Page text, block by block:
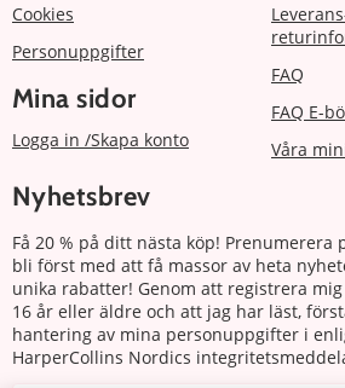
Cookies
Personuppgifter
Mina sidor
Logga in /Skapa konto
FAQ
FAQ E-
Våra
Nyhetsbrev
Få 20 % på ditt nästa köp! Prenumerera
bli först med att få massor av heta
unika rabatter! Genom att registrera
16 år eller äldre och att jag har läst,
hantering av mina personuppgifter i
HarperCollins Nordics